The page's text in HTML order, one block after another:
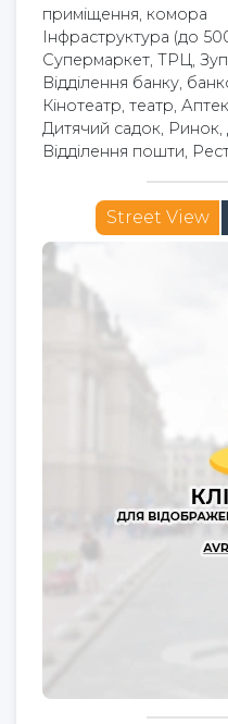
приміщення, комора
Інфраструктура (до
Супермаркет, ТРЦ,
Відділення банку,
Кінотеатр, театр,
Дитячий садок,
Відділення пошти,
Street View